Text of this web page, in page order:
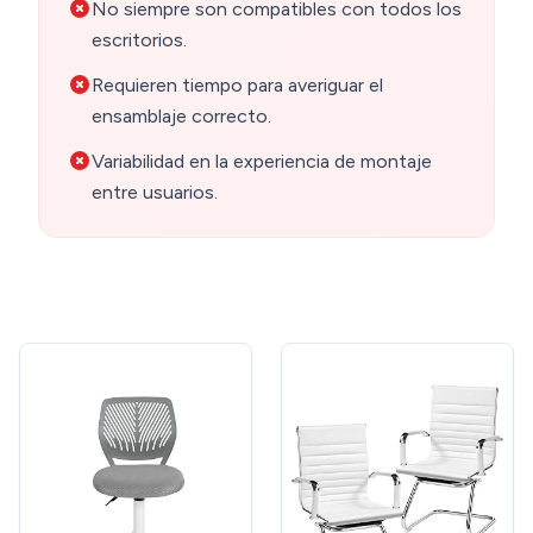
No siempre son compatibles con todos los
escritorios.
Requieren tiempo para averiguar el
ensamblaje correcto.
Variabilidad en la experiencia de montaje
entre usuarios.